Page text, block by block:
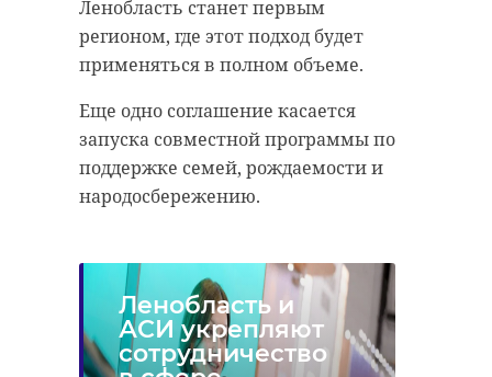
Ленобласть станет первым
регионом, где этот подход будет
применяться в полном объеме.
Еще одно соглашение касается
запуска совместной программы по
поддержке семей, рождаемости и
народосбережению.
Ленобласть и
АСИ укрепляют
сотрудничество